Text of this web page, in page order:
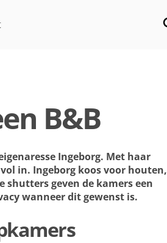
B&B
Ingeborg. Met haar
in. Ingeborg koos voor houten,
geven de kamers een
wanneer dit gewenst is.